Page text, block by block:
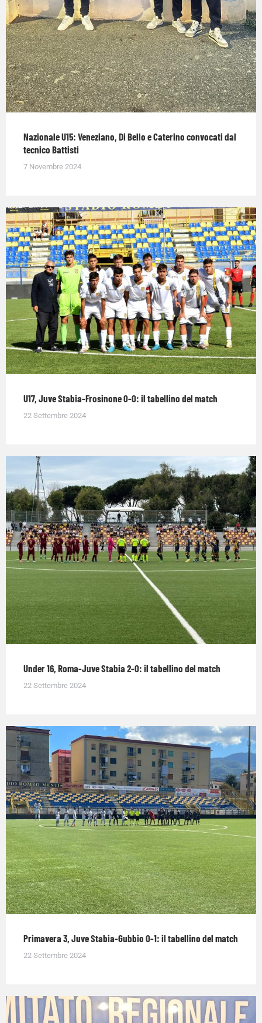
Nazionale U15: Veneziano, Di Bello e Caterino convocati dal
tecnico Battisti
7 Novembre 2024
U17, Juve Stabia-Frosinone 0-0: il tabellino del match
22 Settembre 2024
Under 16, Roma-Juve Stabia 2-0: il tabellino del match
22 Settembre 2024
Primavera 3, Juve Stabia-Gubbio 0-1: il tabellino del match
22 Settembre 2024